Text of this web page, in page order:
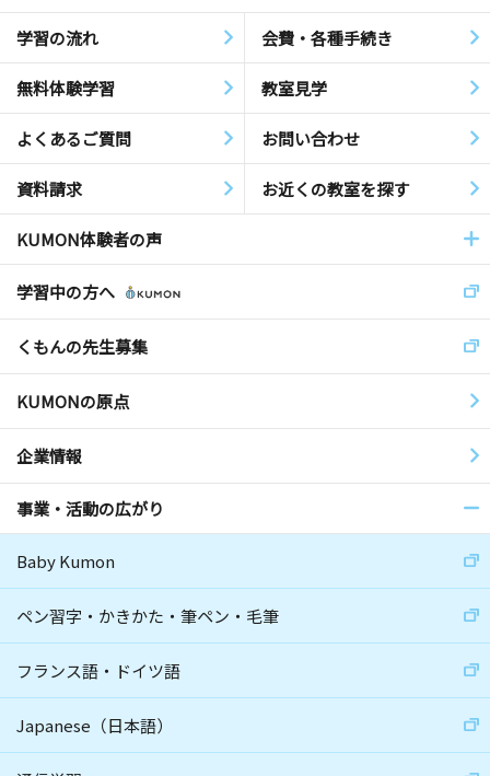
学習の流れ 会費・各種手続き
無料体験学習 教室見学
よくあるご質問 お問い合わせ
資料請求 お近くの教室を探す
KUMON体験者の声
学習中の方へ
くもんの先生募集
KUMONの原点
企業情報
事業・活動の広がり
Baby Kumon
ペン習字・かきかた・筆ペン・毛筆
フランス語・ドイツ語
Japanese（日本語）